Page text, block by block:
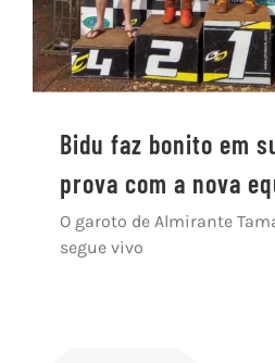
Bidu faz bonito em
prova com a nova
O garoto de Almirante
segue vivo